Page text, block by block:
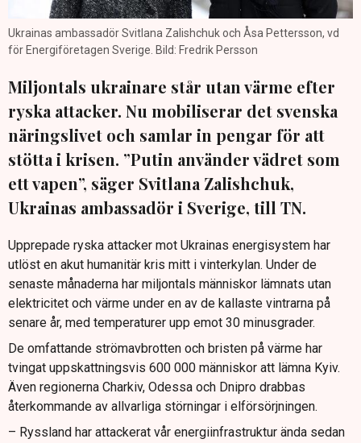
Ukrainas ambassadör Svitlana Zalishchuk och Åsa Pettersson, vd
för Energiföretagen Sverige. Bild: Fredrik Persson
Miljontals ukrainare står utan värme efter
ryska attacker. Nu mobiliserar det svenska
näringslivet och samlar in pengar för att
stötta i krisen. ”Putin använder vädret som
ett vapen”, säger Svitlana Zalishchuk,
Ukrainas ambassadör i Sverige, till TN.
Upprepade ryska attacker mot Ukrainas energisystem har
utlöst en akut humanitär kris mitt i vinterkylan. Under de
senaste månaderna har miljontals människor lämnats utan
elektricitet och värme under en av de kallaste vintrarna på
senare år, med temperaturer upp emot 30 minusgrader.
De omfattande strömavbrotten och bristen på värme har
tvingat uppskattningsvis 600 000 människor att lämna Kyiv.
Även regionerna Charkiv, Odessa och Dnipro drabbas
återkommande av allvarliga störningar i elförsörjningen.
– Ryssland har attackerat vår energiinfrastruktur ända sedan